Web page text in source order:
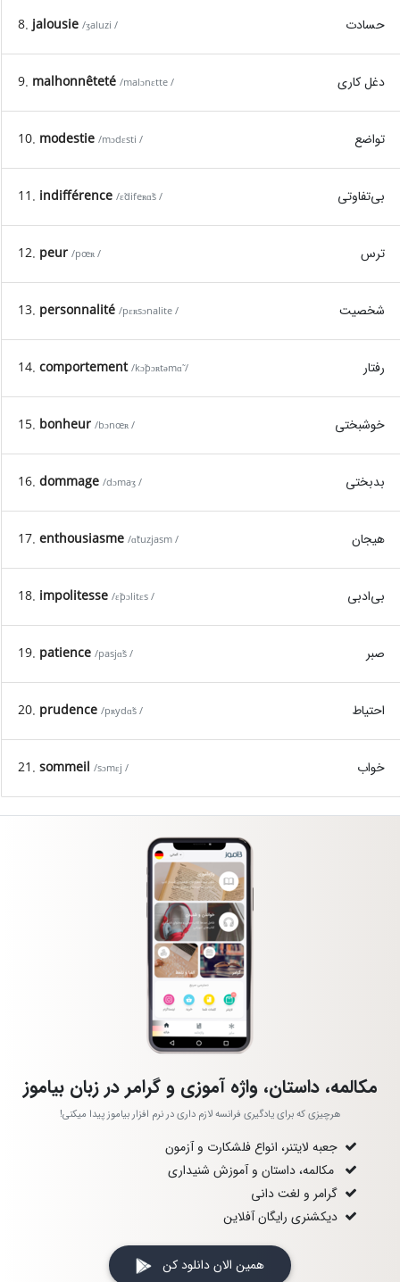
8.jalousie /ʒaluzi / حسادت
9. malhonnêteté /malɔnɛtte / دغل کاری
10. modestie /mɔdɛsti / تواضع
11. indifférence /ɛ̃difeʀɑ̃s / بی‌تفاوتی
12. peur /pœʀ / ترس
13. personnalité /pɛʀsɔnalite / شخصیت
14. comportement /kɔ̃pɔʀtəmɑ̃ / رفتار
15. bonheur /bɔnœʀ / خوشبختی
16. dommage /dɔmaʒ / بدبختی
17. enthousiasme /ɑ̃tuzjasm / هیجان
18. impolitesse /ɛ̃pɔlitɛs / بی‌ادبی
19. patience /pasjɑ̃s / صبر
20. prudence /pʀydɑ̃s / احتیاط
21. sommeil /sɔmɛj / خواب
مکالمه، داستان، واژه آموزی و گرامر در زبان بیاموز
هرچیزی که برای یادگیری فرانسه لازم داری در نرم افزار بیاموز پیدا میکنی!
جعبه لایتنر، انواع فلشکارت و آزمون
مکالمه، داستان و آموزش شنیداری
گرامر و لغت دانی
دیکشنری رایگان آفلاین
همین الان دانلود کن